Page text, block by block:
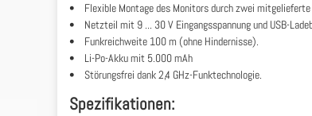
• Flexible Montage des Monitors durch zwei mitgelieferte
• Netzteil mit 9 ... 30 V Eingangsspannung und USB-
• Funkreichweite 100 m (ohne Hindernisse).
• Li-Po-Akku mit 5.000 mAh
• Störungsfrei dank 2,4 GHz-Funktechnologie.
Spezifikationen: